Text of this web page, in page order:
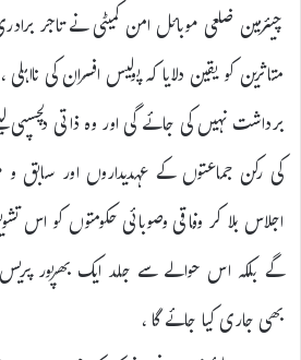
چیئرمین ضلعی موبائل امن کمیٹی نے تاجر
متاثرین کو یقین دلایا کہ پولیس افسران کی
برداشت نہیں کی جائے گی اور وہ ذاتی
کی رکن جماعتوں کے عہدیداروں اور سابق و
اجلاس بلا کر وفاقی وصوبائی حکومتوں کو اس
گے بلکہ اس حوالے سے جلد ایک بھرپور
بھی جاری کیا جائے گا ،